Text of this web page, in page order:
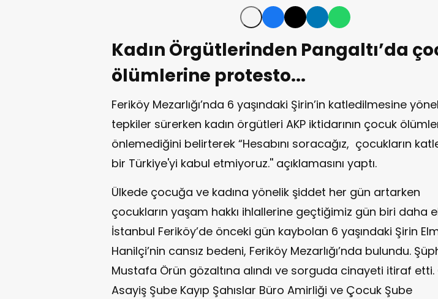
Kadın Örgütlerinden Pangaltı’da
ölümlerine protesto...
Feriköy Mezarlığı’nda 6 yaşındaki Şirin’in katledilmesine
tepkiler sürerken kadın örgütleri AKP iktidarının çocuk
önlemediğini belirterek “Hesabını soracağız, çocukların
bir Türkiye'yi kabul etmiyoruz.'' açıklamasını yaptı.
Ülkede çocuğa ve kadına yönelik şiddet her gün artarken
çocukların yaşam hakkı ihlallerine geçtiğimiz gün biri daha
İstanbul Feriköy’de önceki gün kaybolan 6 yaşındaki Şirin
Hanilçi’nin cansız bedeni, Feriköy Mezarlığı’nda bulundu.
Mustafa Örün gözaltına alındı ve sorguda cinayeti itiraf etti.
Asayiş Şube Kayıp Şahıslar Büro Amirliği ve Çocuk Şube